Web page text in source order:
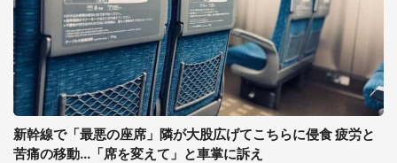
新幹線で「最悪の座席」隣が大股広げてこちらに侵食 疲労と
苦痛の移動...「席を変えて」と車掌に訴え